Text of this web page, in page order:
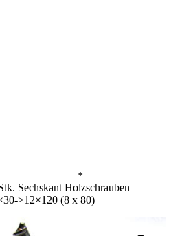
*
Sechskant Holzschrauben
>12×120 (8 x 80)